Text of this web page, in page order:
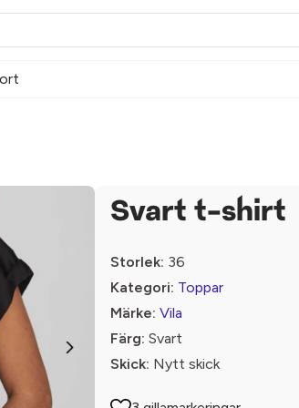
Svart t-shirt
Storlek: 36
Kategori: Toppar
Märke: Vila
Färg: Svart
Skick: Nytt skick